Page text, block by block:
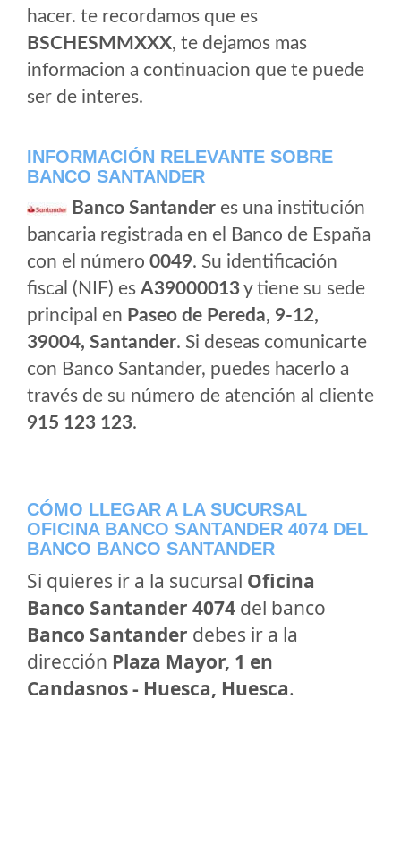
hacer. te recordamos que es
BSCHESMMXXX, te dejamos mas
informacion a continuacion que te puede
ser de interes.
INFORMACIÓN RELEVANTE SOBRE
BANCO SANTANDER
Banco Santander es una institución
bancaria registrada en el Banco de España
con el número 0049. Su identificación
fiscal (NIF) es A39000013y tiene su sede
principal en Paseo de Pereda, 9-12,
39004, Santander. Si deseas comunicarte
con Banco Santander, puedes hacerlo a
través de su número de atención al cliente
915 123 123.
CÓMO LLEGAR A LA SUCURSAL
OFICINA BANCO SANTANDER 4074 DEL
BANCO BANCO SANTANDER
Si quieres ir a la sucursal Oficina
Banco Santander 4074 del banco
Banco Santander debes ir a la
dirección Plaza Mayor, 1 en
Candasnos - Huesca, Huesca.